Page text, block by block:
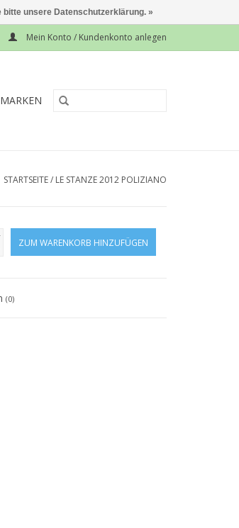
Mein Konto / Kundenkonto anlegen
MARKEN
STARTSEITE/ LE STANZE 2012 POLIZIANO
ZUM WARENKORB HINZUFÜGEN
(0)
bitte unsere Datenschutzerklärung. »